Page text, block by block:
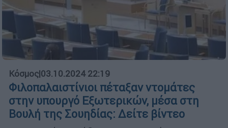
Κόσμος|03.10.2024 22:19
Φιλοπαλαιστίνιοι πέταξαν ντομάτες
στην υπουργό Εξωτερικών, μέσα στη
Βουλή της Σουηδίας: Δείτε βίντεο